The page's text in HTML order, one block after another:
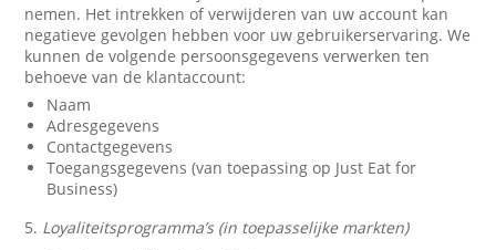
nemen. Het intrekken of verwijderen van uw account kan
negatieve gevolgen hebben voor uw gebruikerservaring. We
kunnen de volgende persoonsgegevens verwerken ten
behoeve van de klantaccount:
Naam
Adresgegevens
Contactgegevens
Toegangsgegevens (van toepassing op Just Eat for
Business)
5. Loyaliteitsprogramma’s (in toepasselijke markten)